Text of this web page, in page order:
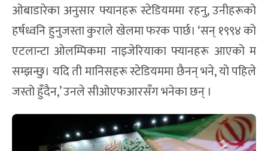
ओबाडारेका अनुसार फ्यानहरू स्टेडियममा रहनु, उनीहरूको
हर्षध्वनि हुनुजस्ता कुराले खेलमा फरक पार्छ। ‘सन् १९९४ को
एटलान्टा ओलम्पिकमा नाइजेरियाका फ्यानहरू आएको म
सम्झन्छु। यदि ती मानिसहरू स्टेडियममा छैनन् भने, यो पहिले
जस्तो हुँदैन,’ उनले सीओएफआरसँग भनेका छन् ।